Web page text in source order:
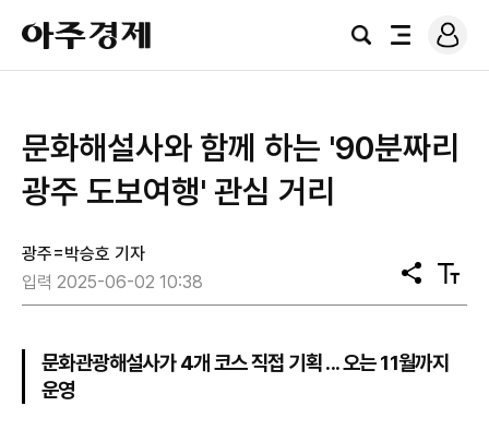
아
주
경
검
전
로
그
문화해설사와 함께 하는 '90분짜리
광주 도보여행' 관심 거리
광주=박승호 기자
입력 2025-06-02 10:38
공
유
텍
스
기
문화관광해설사가 4개 코스 직접 기획 ... 오는 11월까지
운영